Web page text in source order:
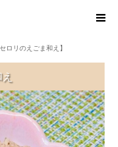
ロリのえごま和え】